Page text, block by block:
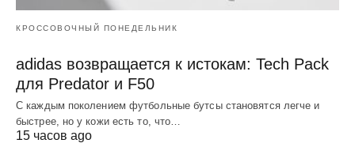
КРОССОВОЧНЫЙ ПОНЕДЕЛЬНИК
adidas возвращается к истокам: Tech Pack
для Predator и F50
С каждым поколением футбольные бутсы становятся легче и
быстрее, но у кожи есть то, что…
15 часов ago